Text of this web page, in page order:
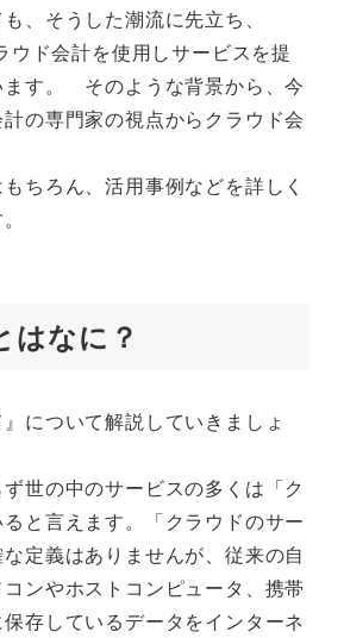
、そうした潮流に先立ち、
ウド会計を使用しサービスを提
ます。 そのような背景から、今
の専門家の視点からクラウド会
ちろん、活用事例などを詳しく
はなに？
について解説していきましょ
世の中のサービスの多くは「ク
と言えます。「クラウドのサー
定義はありませんが、従来の自
ンやホストコンピュータ、携帯
存しているデータをインターネ